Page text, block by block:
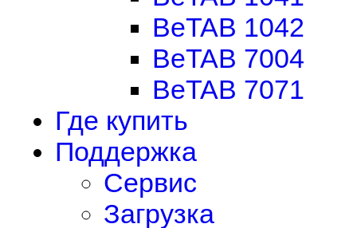
BeTAB 1042
BeTAB 7004
BeTAB 7071
Где купить
Поддержка
Сервис
Загрузка